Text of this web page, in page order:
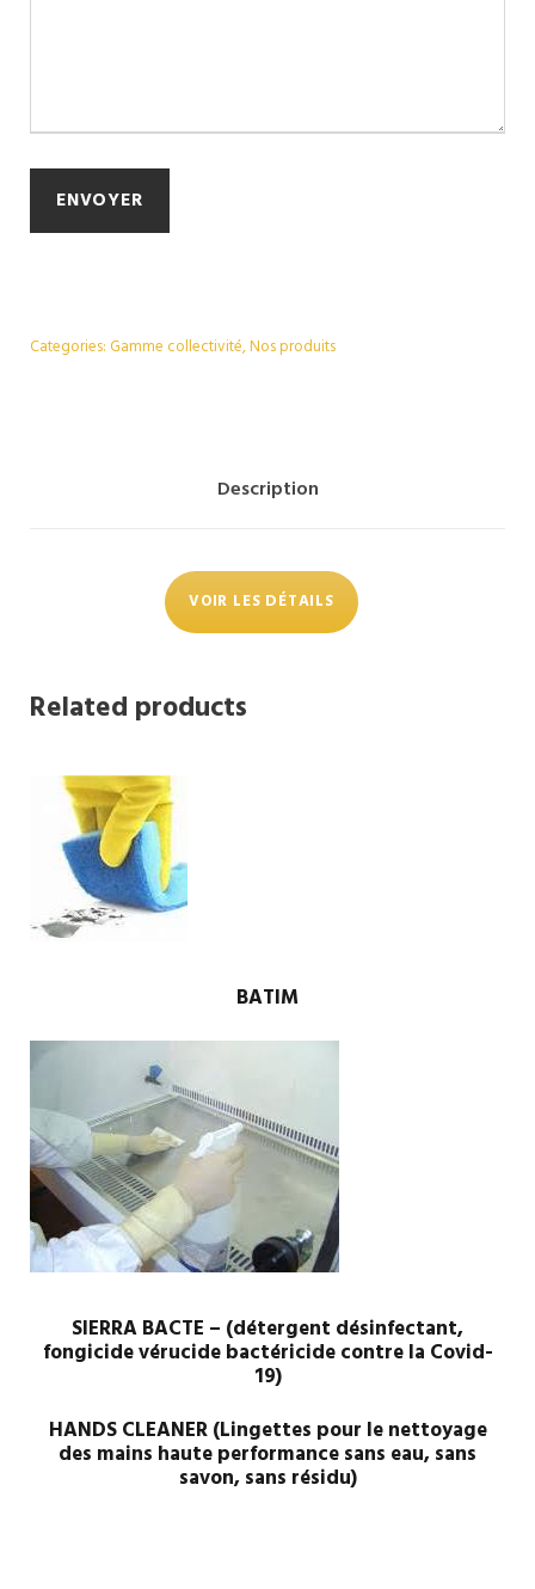
Categories: Gamme collectivité,Nos produits
Description
VOIR LES DÉTAILS
Related products
BATIM
SIERRA BACTE – (détergent désinfectant,
fongicide vérucide bactéricide contre la Covid-
19)
HANDS CLEANER (Lingettes pour le nettoyage
des mains haute performance sans eau, sans
savon, sans résidu)